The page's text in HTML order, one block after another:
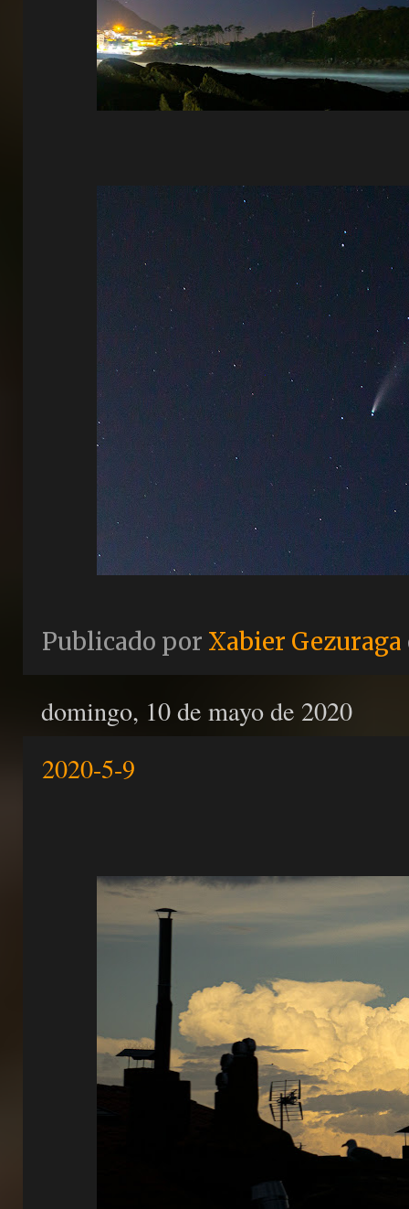
Publicado por Xabier Gezuraga
domingo, 10 de mayo de 2020
2020-5-9